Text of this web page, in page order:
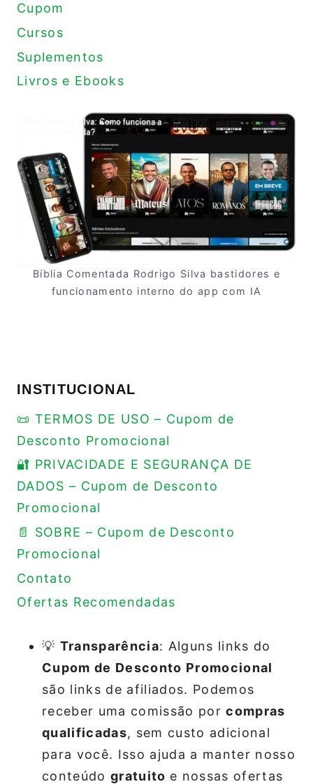
Cupom
Cursos
Suplementos
Livros e Ebooks
Bíblia Comentada Rodrigo Silva bastidores e
funcionamento interno do app com IA
INSTITUCIONAL
📜 TERMOS DE USO – Cupom de
Desconto Promocional
🔐 PRIVACIDADE E SEGURANÇA DE
DADOS – Cupom de Desconto
Promocional
📄 SOBRE – Cupom de Desconto
Promocional
Contato
Ofertas Recomendadas
💡 Transparência: Alguns links do
Cupom de Desconto Promocional
são links de afiliados. Podemos
receber uma comissão porcompras
qualificadas, sem custo adicional
para você. Isso ajuda a manter nosso
conteúdo gratuito e nossas ofertas